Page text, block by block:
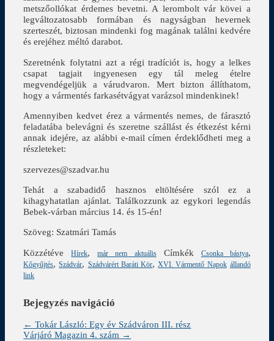
metszőollókat érdemes bevetni. A lerombolt vár kövei a
legváltozatosabb formában és nagyságban hevernek
szerteszét, biztosan mindenki fog magának találni kedvére
és erejéhez méltó darabot.
Szeretnénk folytatni azt a régi tradíciót is, hogy a lelkes
csapat tagjait ingyenesen egy tál meleg ételre
megvendégeljük a várudvaron. Mert bizton állíthatom,
hogy a vármentés farkasétvágyat varázsol mindenkinek!
Amennyiben kedvet érez a vármentés nemes, de fárasztó
feladatába belevágni és szeretne szállást és étkezést kérni
annak idejére, az alábbi e-mail címen érdeklődheti meg a
részleteket:
szervezes@szadvar.hu
Tehát a szabadidő hasznos eltöltésére szól ez a
kihagyhatatlan ajánlat. Találkozzunk az egykori legendás
Bebek-várban március 14. és 15-én!
Szöveg: Szatmári Tamás
Közzétéve
Hírek,már nem aktuális Címkék Csonka bástya,
Kőgyűjtés,Szádvár, Szádvárért Baráti Kör,XVI. Vármentő Napok állandó
link
Bejegyzés navigáció
← Tokár László: Egy év Szádváron III. rész
Várjáró Magazin 4. szám →